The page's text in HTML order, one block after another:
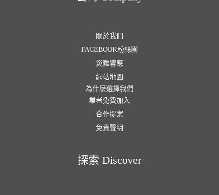
關於我們
FACEBOOK粉絲團
災難響應
網站地圖
為什麼選擇我們
業者免費加入
合作提案
免責聲明
探索 Discover